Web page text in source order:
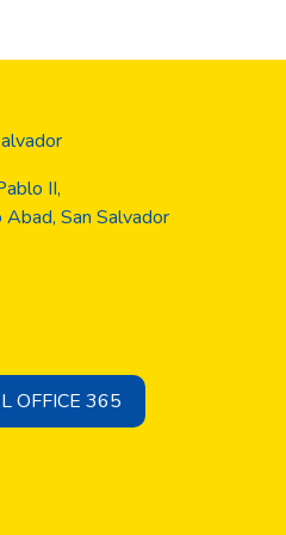
II,
San Salvador
OFFICE 365